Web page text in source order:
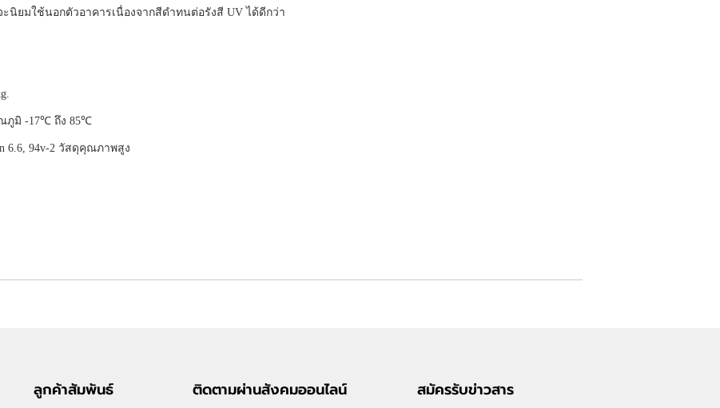
ยมใช้นอกตัวอาคารเนื่องจากสีดำทนต่อรังสี UV ได้ดีกว่า
ภูมิ -17℃ ถึง 85℃
94v-2 วัสดุคุณภาพสูง
ลูกค้าสัมพันธ์ ติดตามผ่านสังคมออนไลน์ สมัครรับข่าวสาร